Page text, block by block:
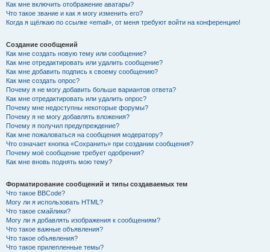
Как мне включить отображение аватары?
Что такое звание и как я могу изменить его?
Когда я щёлкаю по ссылке «email», от меня требуют войти на конференцию!
Создание сообщений
Как мне создать новую тему или сообщение?
Как мне отредактировать или удалить сообщение?
Как мне добавить подпись к своему сообщению?
Как мне создать опрос?
Почему я не могу добавить больше вариантов ответа?
Как мне отредактировать или удалить опрос?
Почему мне недоступны некоторые форумы?
Почему я не могу добавлять вложения?
Почему я получил предупреждение?
Как мне пожаловаться на сообщения модератору?
Что означает кнопка «Сохранить» при создании сообщения?
Почему моё сообщение требует одобрения?
Как мне вновь поднять мою тему?
Форматирование сообщений и типы создаваемых тем
Что такое BBCode?
Могу ли я использовать HTML?
Что такое смайлики?
Могу ли я добавлять изображения к сообщениям?
Что такое важные объявления?
Что такое объявления?
Что такое прилепленные темы?